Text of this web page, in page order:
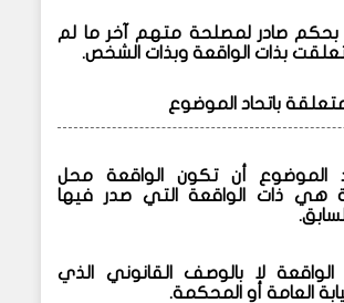
بحكم صادر لمصلحة متهم آخر ما لم
بذات الواقعة وبذات الشخص.
باتحاد الموضوع
الموضوع أن تكون الواقعة محل
هي ذات الواقعة التي صدر فيها
الواقعة لا بالوصف القانوني الذي
العامة أو المحكمة.